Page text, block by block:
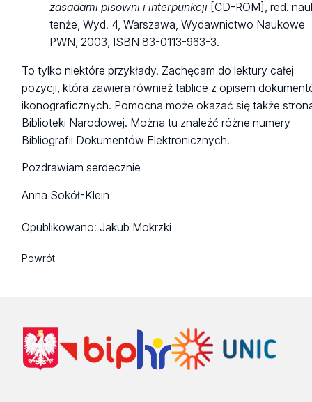
zasadami pisowni i interpunkcji [CD-ROM], red.
tenże, Wyd. 4, Warszawa, Wydawnictwo Naukowe
PWN, 2003, ISBN 83-0113-963-3.
To tylko niektóre przykłady. Zachęcam do lektury całej
pozycji, która zawiera również tablice z opisem
ikonograficznych. Pomocna może okazać się także
Biblioteki Narodowej. Można tu znaleźć różne numery
Bibliografii Dokumentów Elektronicznych.
Pozdrawiam serdecznie
Anna Sokół-Klein
Opublikowano:Jakub Mokrzki
Powrót